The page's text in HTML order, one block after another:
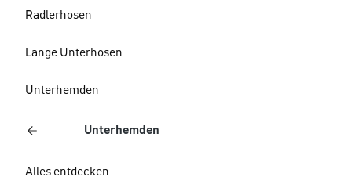
Radlerhosen
Lange Unterhosen
Unterhemden
Unterhemden
Alles entdecken